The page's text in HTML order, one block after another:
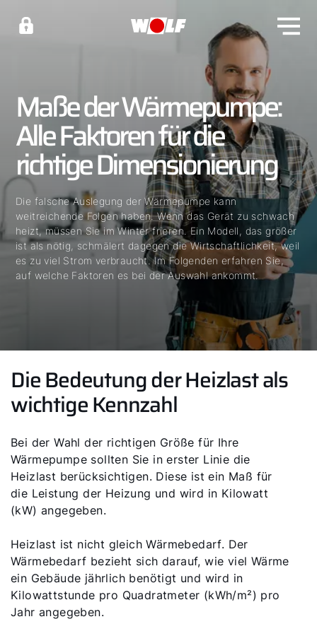
Maße der Wärmepumpe:
Alle Faktoren für die
richtige Dimensionierung
Die falsche Auslegung der Wärmepumpe kann
weitreichende Folgen haben. Wenn das Gerät zu schwach
heizt, müssen Sie im Winter frieren. Ein Modell, das größer
ist als nötig, schmälert dagegen die Wirtschaftlichkeit, weil
es zu viel Strom verbraucht. Im Folgenden erfahren Sie,
auf welche Faktoren es bei der Auswahl ankommt.
Die Bedeutung der Heizlast als
wichtige Kennzahl
Bei der Wahl der richtigen Größe für Ihre
Wärmepumpe sollten Sie in erster Linie die
Heizlast berücksichtigen. Diese ist ein Maß für
die Leistung der Heizung und wird in Kilowatt
(kW) angegeben.
Heizlast ist nicht gleich Wärmebedarf. Der
Wärmebedarf bezieht sich darauf, wie viel Wärme
ein Gebäude jährlich benötigt und wird in
Kilowattstunde pro Quadratmeter (kWh/m²) pro
Jahr angegeben.